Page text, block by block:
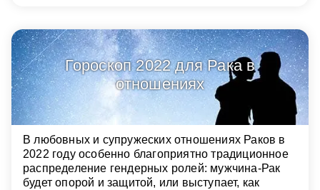
Гороскоп 2022 для Рака в
отношениях
В любовных и супружеских отношениях Раков в
2022 году особенно благоприятно традиционное
распределение гендерных ролей: мужчина-Рак
будет опорой и защитой, или выступает, как